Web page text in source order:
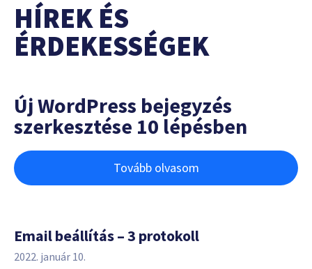
HÍREK ÉS
ÉRDEKESSÉGEK
Új WordPress bejegyzés
szerkesztése 10 lépésben
Tovább olvasom
Email beállítás – 3 protokoll
2022. január 10.